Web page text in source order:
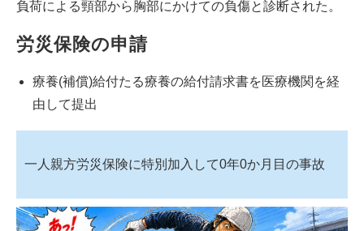
負荷による頸部から胸部にかけての負傷と診断された。
労災保険の申請
療養(補償)給付たる療養の給付請求書を医療機関を経
由して提出
一人親方労災保険に特別加入して0年0か月目の事故